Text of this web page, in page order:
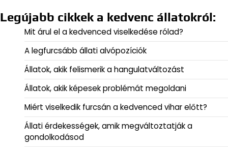
Legújabb cikkek a kedvenc állatokról:
Mit árul el a kedvenced viselkedése rólad?
A legfurcsább állati alvópozíciók
Állatok, akik felismerik a hangulatváltozást
Állatok, akik képesek problémát megoldani
Miért viselkedik furcsán a kedvenced vihar előtt?
Állati érdekességek, amik megváltoztatják a
gondolkodásod